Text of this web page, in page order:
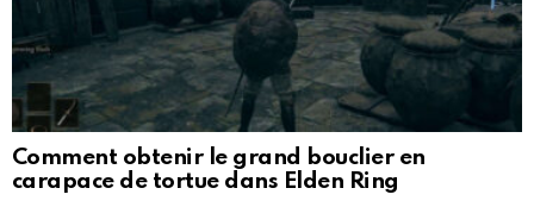
Comment obtenir le grand bouclier en
carapace de tortue dans Elden Ring